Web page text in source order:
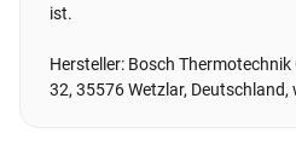
ist.
Hersteller: Bosch
32, 35576 Wetzlar,